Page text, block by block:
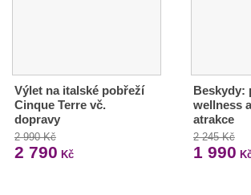
Výlet na italské pobřeží
Cinque Terre vč.
dopravy
2 990 Kč
2 790 Kč
Beskydy:
wellness
atrakce
2 245 Kč
1 990